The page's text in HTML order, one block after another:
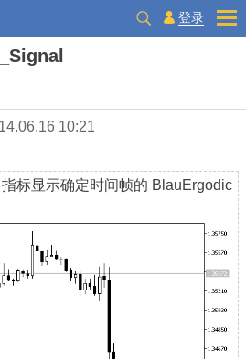
登录
10:21
标显示确定时间帧的 BlauErgodic